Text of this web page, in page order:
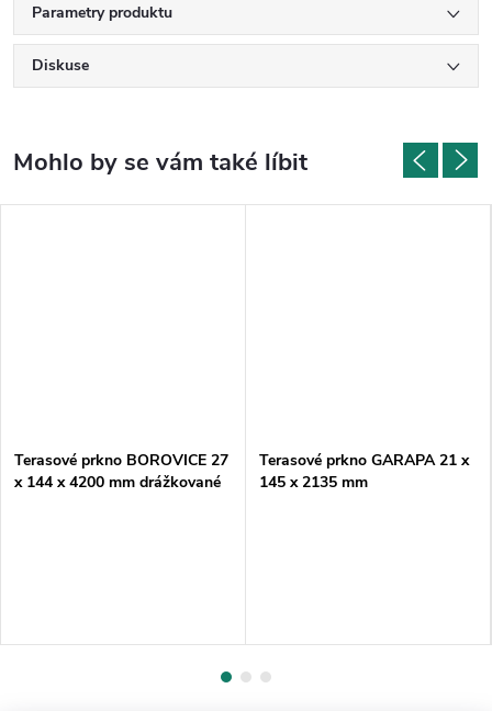
Parametry produktu
Diskuse
Terasové prkno BOROVICE 27
x 144 x 4200 mm drážkované
Terasové prkno GARAPA 21 x
145 x 2135 mm